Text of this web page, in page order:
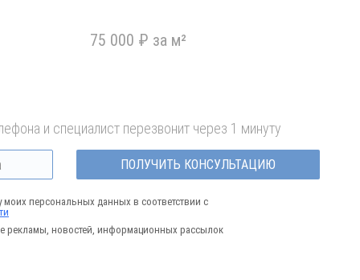
75 000 ₽ за м²
и специалист перезвонит через 1 минуту
ПОЛУЧИТЬ КОНСУЛЬТАЦИЮ
моих персональных данных в соответствии с
рекламы, новостей, информационных рассылок